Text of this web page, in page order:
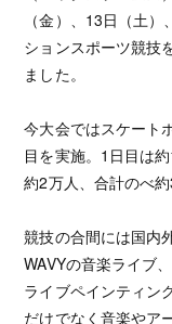
（金）、13日（土
ションスポーツ競技
ました。
今大会ではスケート
目を実施。1日目は
約2万人、合計のべ約
競技の合間には国内
WAVYの音楽ライブ
ライブペインティン
だけでなく音楽やア